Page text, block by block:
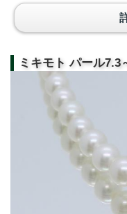
ミキモト パール7.3